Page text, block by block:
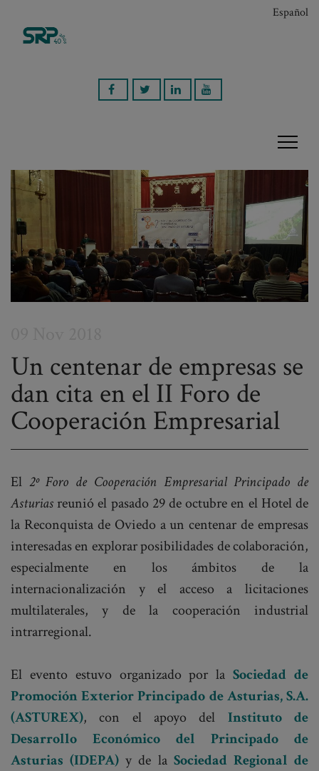
Un centenar de empresas se
dan cita en el II Foro de
Cooperación Empresarial
El 2º Foro de Cooperación Empresarial Principado de
Asturias reunió el pasado 29 de octubre en el Hotel de
la Reconquista de Oviedo a un centenar de empresas
interesadas en explorar posibilidades de colaboración,
especialmente en los ámbitos de la
internacionalización y el acceso a licitaciones
multilaterales, y de la cooperación industrial
intrarregional.
El evento estuvo organizado por laSociedad de
Promoción Exterior Principado de Asturias, S.A.
(ASTUREX), con el apoyo del Instituto de
Desarrollo Económico del Principado de
Asturias (IDEPA) y de la Sociedad Regional de
Post
navigation
Español